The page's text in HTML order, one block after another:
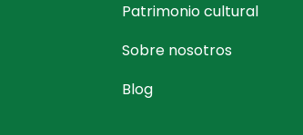
Patrimonio cultural
Sobre nosotros
Blog